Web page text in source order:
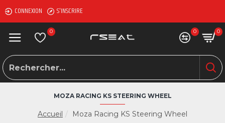
CONNEXION S'INSCRIRE
0 0 0
Accueil Moza Racing KS Steering Wheel
MOZA RACING KS STEERING WHEEL